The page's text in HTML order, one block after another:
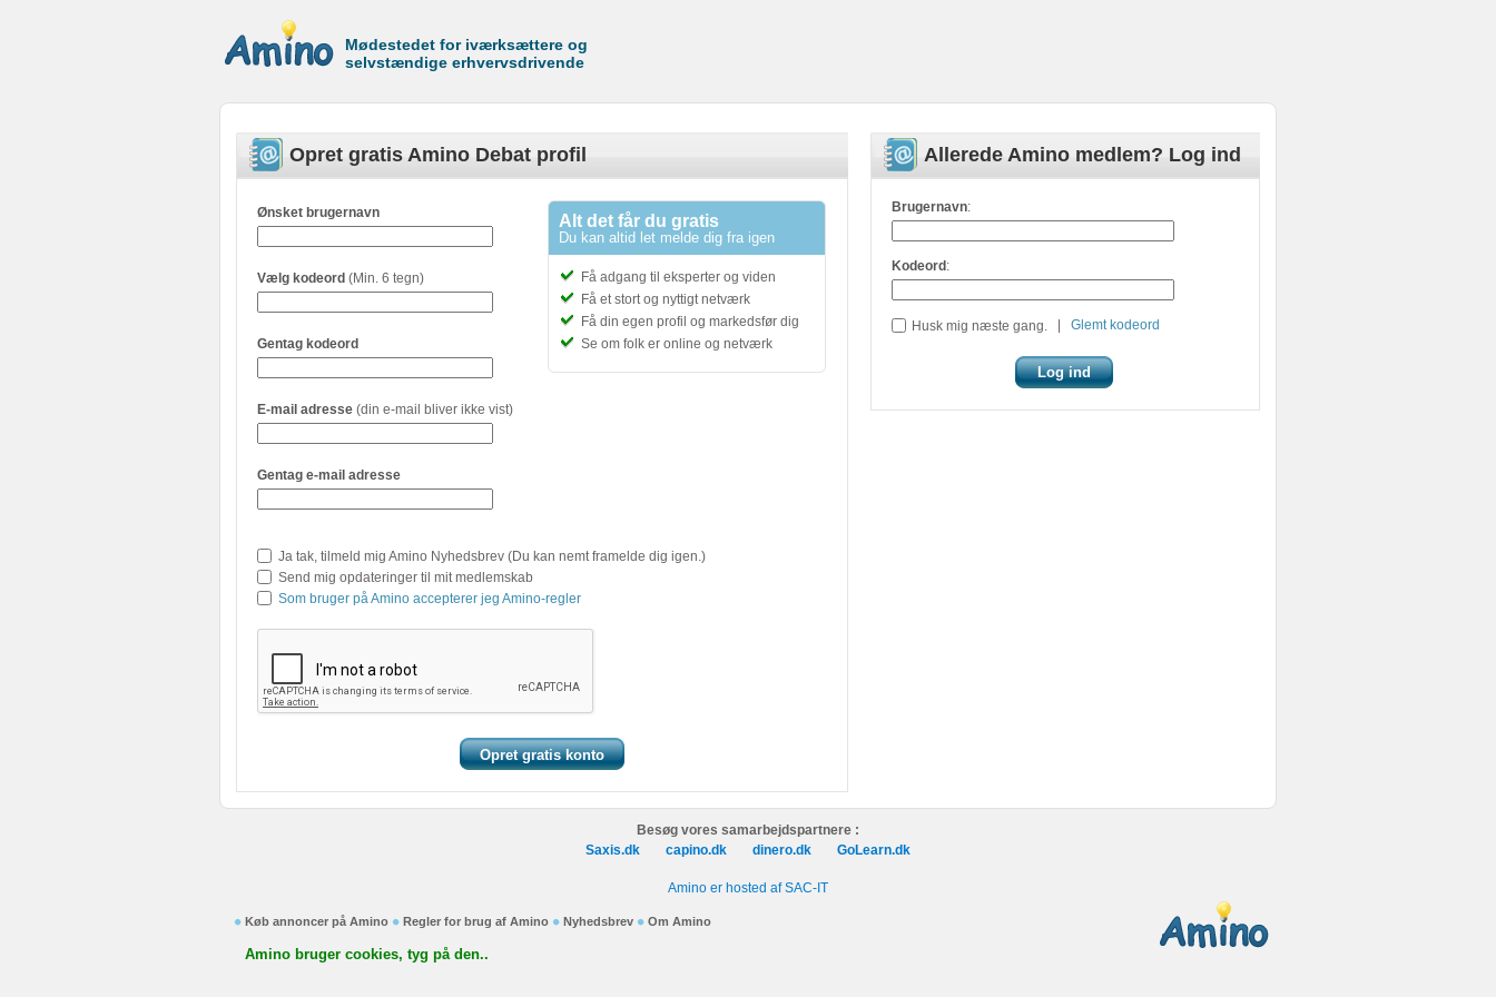
Mødestedet for iværksættere og
selvstændige erhvervsdrivende
Allerede Amino medlem? Log ind
Brugernavn:
Kodeord :
Husk mig næste gang. Glemt kodeord
Opret gratis Amino Debat profil
Alt det får du gratis
Du kan altid let melde dig fra igen
Få adgang til eksperter og viden
Få et stort og nyttigt netværk
Få din egen profil og markedsfør dig
Se om folk er online og netværk
Ønsket brugernavn
Vælg kodeord (Min. 6 tegn)
Gentag kodeord
E-mail adresse (din e-mail bliver ikke vist)
Gentag e-mail adresse
Ja tak, tilmeld mig Amino Nyhedsbrev (Du kan nemt framelde dig igen.)
Send mig opdateringer til mit medlemskab
Som bruger på Amino accepterer jeg Amino-regler
Besøg vores samarbejdspartnere :
Saxis.dk
capino.dk dinero.dk GoLearn.dk
Amino er hosted af SAC-IT
Køb annoncer på Amino Regler for brug af Amino Nyhedsbrev Om Amino
Amino bruger cookies, tyg på den..